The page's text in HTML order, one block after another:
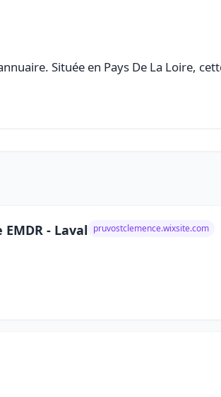
Située en Pays De La Loire,
- Laval pruvostclemence.wixsite.com